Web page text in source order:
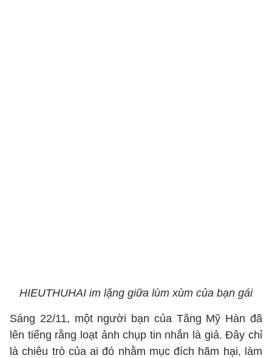
HIEUTHUHAI im lặng giữa lùm xùm của bạn gái
Sáng 22/11, một người bạn của Tăng Mỹ Hàn đã
lên tiếng rằng loạt ảnh chụp tin nhắn là giả. Đây chỉ
là chiêu trò của ai đó nhằm mục đích hãm hại, làm